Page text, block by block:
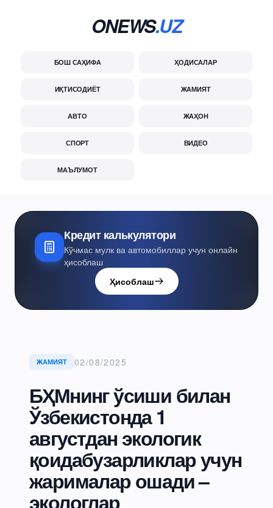
ONEWS.UZ
БОШ САҲИФА ҲОДИСАЛАР
ИҚТИСОДИЁТ ЖАМИЯТ
АВТО ЖАҲОН
СПОРТ ВИДЕО
МАЪЛУМОТ
Кредит калькулятори
Кўчмас мулк ва автомобиллар учун онлайн
ҳисоблаш
Ҳисоблаш
ЖАМИЯТ 02/08/2025
БҲМнинг ўсиши билан
Ўзбекистонда 1
августдан экологик
қоидабузарликлар учун
жарималар ошади –
экологлар